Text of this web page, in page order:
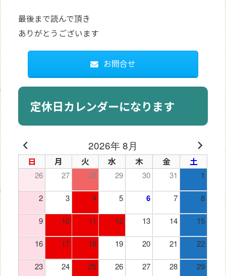
最後まで読んで頂き
ありがとうございます
お問合せ
定休日カレンダーになります
2026年 8月
日 月 火 水 木 金 土
26 27 28 29 30 31 1
2 3 4 5 6 7 8
9 10 11 12 13 14 15
16 17 18 19 20 21 22
23 24 25 26 27 28 29